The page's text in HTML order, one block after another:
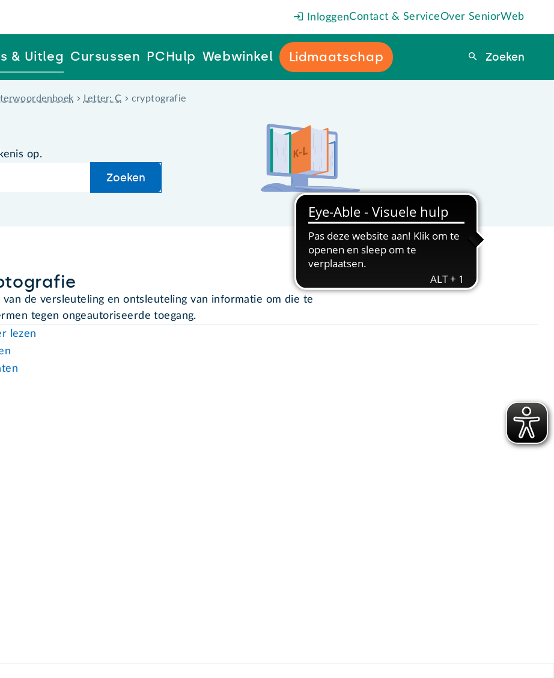
InloggenContact & ServiceOver SeniorWeb
& Uitleg Cursussen PCHulp Webwinkel Lidmaatschap Zoeken
Zoeken
Letter: C cryptografie
op.
Zoeken
van de versleuteling en ontsleuteling van informatie om die te
tegen ongeautoriseerde toegang.
lezen